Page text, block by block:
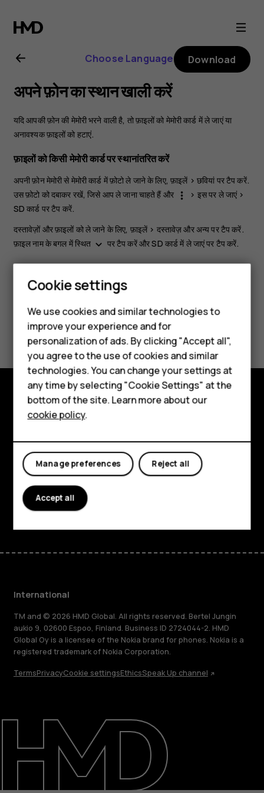
Nokia
5.3
user
guide
Smartphones
Feature phones
Phones for kids
Accessories
HMD Terra M
For business
Tablets
Repair, reuse, recycle
Sustainability
Support
International
Choose Language Download
अपने फ़ोन का स्‍थान खाली करें
यदि आपकी फ़ोन की मेमोरी भरने वाली है, तो फ़ाइलों को मेमोरी कार्ड में ले जाएं या
अनावश्यक फ़ाइलों को हटाएं.
फ़ाइलों को किसी मेमोरी कार्ड पर स्थानांतरित करें
अपनी फ़ोन मेमोरी से मेमोरी कार्ड में फ़ोटो ले जाने के लिए,फ़ाइलें > छवियां पर टैप करें.
उस फ़ोटो को दबाकर रखें, जिसे आप ले जाना चाहते हैं और
more_vert > इस पर ले जाएं>
SD कार्ड पर टैप करें.
दस्तावेज़ों और फ़ाइलों को ले जाने के लिए, फ़ाइलें > दस्तावेज़ और अन्यपर टैप करें.
फ़ाइल नाम के बगल में स्थित keyboard_arrow_down पर टैप करें औरSD कार्ड में ले जाएंपर टैप करें.
Did you find this helpful?
Yes No
Explore
Planet and people
Support
FacebookInstagram
Tiktok
International
TM and © 2026 HMD Global. All rights reserved. Bertel Jungin
aukio 9, 02600 Espoo, Finland. Business ID 2724044-2. HMD
Global Oy is a licensee of the Nokia brand for phones. Nokia is a
registered trademark of Nokia Corporation.
TermsPrivacyCookie settingsEthicsSpeak Up channel
Cookie settings
We use cookies and similar technologies to
improve your experience and for
personalization of ads. By clicking "Accept all",
you agree to the use of cookies and similar
technologies. You can change your settings at
any time by selecting "Cookie Settings" at the
bottom of the site. Learn more about our
cookie policy.
Reject all
Manage preferences
Accept all